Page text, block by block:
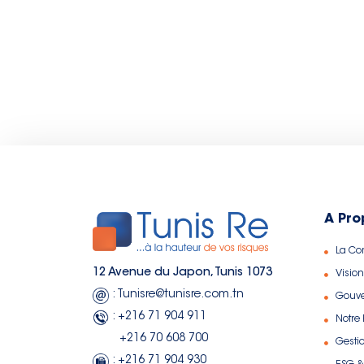
12 Avenue du Japon, Tunis 1073
: Tunisre@tunisre.com.tn
: +216 71 904 911
+216 70 608 700
: +216 71 904 930
A
La
Notre